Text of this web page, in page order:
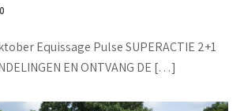
Equissage Pulse SUPERACTIE 2+1
EN ONTVANG DE […]